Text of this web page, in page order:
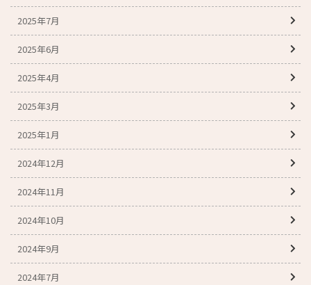
2025年7月
2025年6月
2025年4月
2025年3月
2025年1月
2024年12月
2024年11月
2024年10月
2024年9月
2024年7月